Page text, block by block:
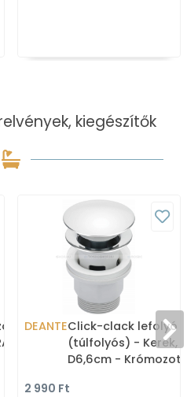
kiegészítők
DEANTEClick-clack lefolyó
(túlfolyós) - Kerek,
D6,6cm - Krómozott
2 990 Ft